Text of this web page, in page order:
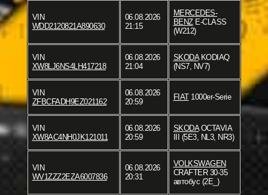
VIN
WDD2120821A890630
06.08.2026
21:15
MERCEDES-
BENZE-CLASS
(W212)
VIN
XW8LJ6NS4LH417218
06.08.2026
21:04
SKODAKODIAQ
(NS7, NV7)
VIN
ZFBCFADH9EZ021162
06.08.2026
20:59
FIAT1000er-Serie
VIN
XW8AC4NH0JK121011
06.08.2026
20:59
SKODAOCTAVIA
III (5E3, NL3, NR3)
VIN
WV1ZZZ2EZA6007836
06.08.2026
20:31
VOLKSWAGEN
CRAFTER 30-35
автобус (2E_)